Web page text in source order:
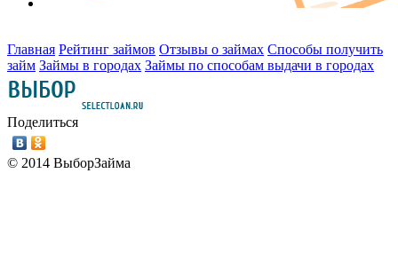
Главная Рейтинг займов Отзывы о займах Способы получить
займ Займы в городах Займы по способам выдачи в городах
Поделиться
© 2014 ВыборЗайма